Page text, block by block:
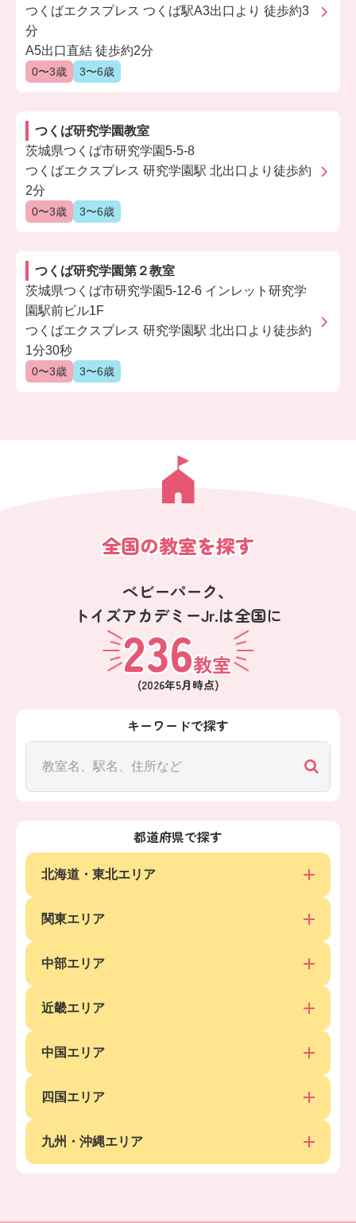
つくばエクスプレス つくば駅A3出口より 徒歩約3
分
A5出口直結 徒歩約2分
0〜3歳 3〜6歳
つくば研究学園教室
茨城県つくば市研究学園5-5-8
つくばエクスプレス 研究学園駅 北出口より徒歩約
2分
0〜3歳 3〜6歳
つくば研究学園第２教室
茨城県つくば市研究学園5-12-6 インレット研究学
園駅前ビル1F
つくばエクスプレス 研究学園駅 北出口より徒歩約
1分30秒
0〜3歳 3〜6歳
全国の教室を探す
ベビーパーク、
トイズアカデミーJr.は全国に
236教室
(2026年5月 時点)
キーワードで探す
都道府県で探す
北海道・東北エリア
関東エリア
中部エリア
近畿エリア
中国エリア
四国エリア
九州・沖縄エリア